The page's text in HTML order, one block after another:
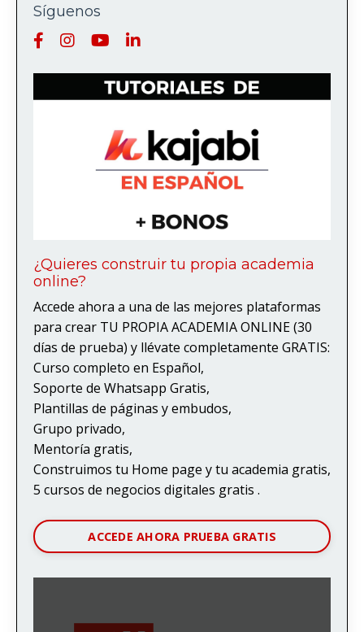
Síguenos
¿Quieres construir tu propia academia
online?
Accede ahora a una de las mejores plataformas
para crear TU PROPIA ACADEMIA ONLINE (30
días de prueba) y llévate completamente GRATIS:
Curso completo en Español,
Soporte de Whatsapp Gratis,
Plantillas de páginas y embudos,
Grupo privado,
Mentoría gratis,
Construimos tu Home page y tu academia gratis,
5 cursos de negocios digitales gratis .
ACCEDE AHORA PRUEBA GRATIS